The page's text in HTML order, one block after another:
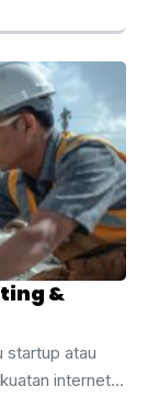
efisien,
sangat
konstruksi
untuk
Anda adalah
&
startup atau
internet
berpotensi